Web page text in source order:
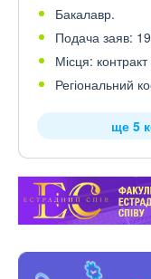
Бакалавр.
Подача заяв:
Місця:
Регіональний
ще 5